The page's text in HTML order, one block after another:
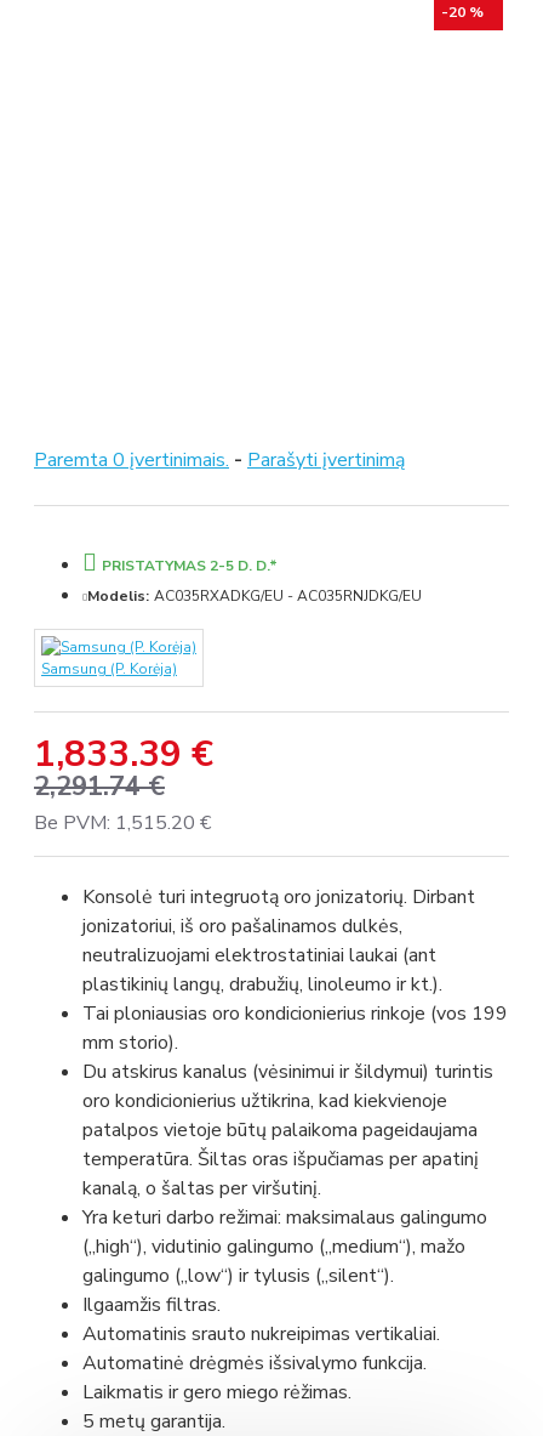
-20 %
Paremta 0 įvertinimais. - Parašyti įvertinimą
1,833.39 €
2,291.74 €
Be PVM: 1,515.20 €
PRISTATYMAS 2-5 D. D.*
Modelis: AC035RXADKG/EU - AC035RNJDKG/EU
Samsung (P. Korėja)
Konsolė turi integruotą oro jonizatorių. Dirbant
jonizatoriui, iš oro pašalinamos dulkės,
neutralizuojami elektrostatiniai laukai (ant
plastikinių langų, drabužių, linoleumo ir kt.).
Tai ploniausias oro kondicionierius rinkoje (vos 199
mm storio).
Du atskirus kanalus (vėsinimui ir šildymui) turintis
oro kondicionierius užtikrina, kad kiekvienoje
patalpos vietoje būtų palaikoma pageidaujama
temperatūra. Šiltas oras išpučiamas per apatinį
kanalą, o šaltas per viršutinį.
Yra keturi darbo režimai: maksimalaus galingumo
(„high“), vidutinio galingumo („medium“), mažo
galingumo („low“) ir tylusis („silent“).
Ilgaamžis filtras.
Automatinis srauto nukreipimas vertikaliai.
Automatinė drėgmės išsivalymo funkcija.
Laikmatis ir gero miego rėžimas.
5 metų garantija.